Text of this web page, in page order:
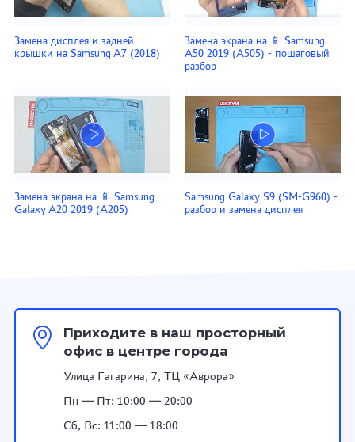
Замена дисплея и задней
крышки на Samsung A7 (2018)
Замена экрана на 📱 Samsung
A50 2019 (A505) - пошаговый
разбор
Замена экрана на 📱 Samsung
Galaxy A20 2019 (A205)
Samsung Galaxy S9 (SM-G960) -
разбор и замена дисплея
Приходите в наш просторный
офис в центре города
Улица Гагарина, 7, ТЦ «Аврора»
Пн — Пт: 10:00 — 20:00
Сб, Вс: 11:00 — 18:00